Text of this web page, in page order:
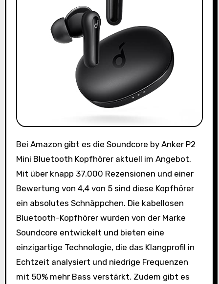
Bei Amazon gibt es die Soundcore by Anker P2
Mini Bluetooth Kopfhörer aktuell im Angebot.
Mit über knapp 37.000 Rezensionen und einer
Bewertung von 4,4 von 5 sind diese Kopfhörer
ein absolutes Schnäppchen. Die kabellosen
Bluetooth-Kopfhörer wurden von der Marke
Soundcore entwickelt und bieten eine
einzigartige Technologie, die das Klangprofil in
Echtzeit analysiert und niedrige Frequenzen
mit 50% mehr Bass verstärkt. Zudem gibt es